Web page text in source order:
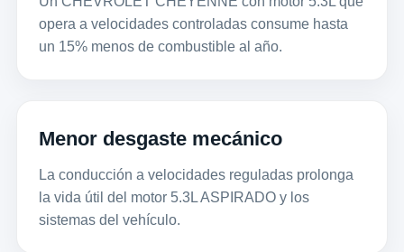
opera a velocidades controladas consume hasta
un 15% menos de combustible al año.
Menor desgaste mecánico
La conducción a velocidades reguladas prolonga
la vida útil del motor 5.3L ASPIRADO y los
sistemas del vehículo.